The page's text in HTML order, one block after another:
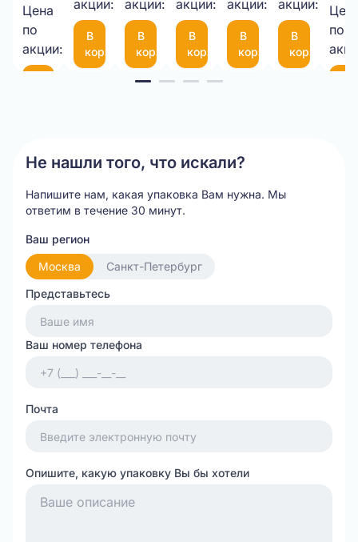
Цена
по
акции:
35,00 ₽/
1050*25М
акции:
В
корзину
акции:
В
корзину
10-
75
(300*200мм)
акции:
В
корзину
мкм
акции:
В
корзину
с
35
см
акции:
В
корзину
по
Не нашли того, что искали?
Напишите нам, какая упаковка Вам нужна. Мы
ответим в течение 30 минут.
Ваш регион
Москва
Санкт-Петербург
Представьтесь
Ваш номер телефона
Почта
Опишите, какую упаковку Вы бы хотели